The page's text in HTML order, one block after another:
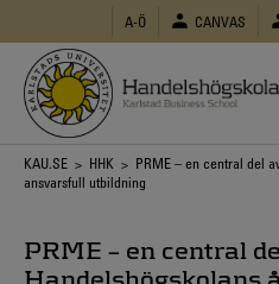
huvudinnehåll
A-Ö CANVAS
Länkstig
KAU.SE > HHK > PRME – en central del
ansvarsfull utbildning
PRME – en central